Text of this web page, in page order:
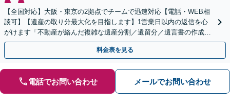
【全国対応】大阪・東京の2拠点でチームで迅速対応【電話・WEB相
談可】【遺産の取り分最大化を目指します】1営業日以内の返信を心
がけます「不動産が絡んだ複雑な遺産分割／遺留分／遺言書の作成・
執行／事業承継など、お任せください」【休日相談あり】
料金表を見る
電話でお問い合わせ メールでお問い合わせ